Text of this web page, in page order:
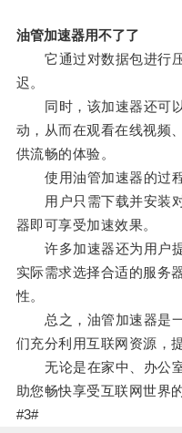
油管加速器用不了了
它通过对数据包进行压
迟。
同时，该加速器还可以
动，从而在观看在线视频
供流畅的体验。
使用油管加速器的过程
用户只需下载并安装对
器即可享受加速效果。
许多加速器还为用户提
实际需求选择合适的服务
性。
总之，油管加速器是一
们充分利用互联网资源，
无论是在家中、办公室
助您畅快享受互联网世界
#3#